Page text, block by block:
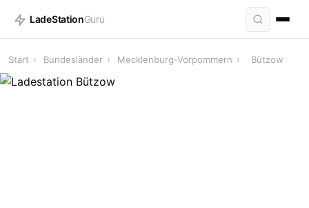
LadeStationGuru
Start › Bundesländer › Mecklenburg-Vorpommern › Bützow